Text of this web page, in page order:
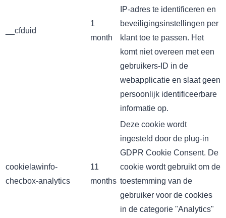
__cfduid
1
month
IP-adres te identificeren en
beveiligingsinstellingen per
klant toe te passen. Het
komt niet overeen met een
gebruikers-ID in de
webapplicatie en slaat geen
persoonlijk identificeerbare
informatie op.
cookielawinfo-
checbox-analytics
11
months
Deze cookie wordt
ingesteld door de plug-in
GDPR Cookie Consent. De
cookie wordt gebruikt om de
toestemming van de
gebruiker voor de cookies
in de categorie "Analytics"